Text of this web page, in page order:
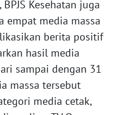
Kesehatan juga
empat media massa
berita positif
hasil media
sampai dengan 31
massa tersebut
media cetak,